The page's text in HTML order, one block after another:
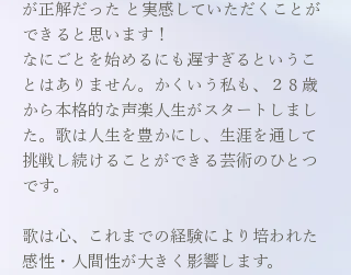
が正解だった と実感していただくことが
できると思います！
なにごとを始めるにも遅すぎるというこ
とはありません。かくいう私も、２８歳
から本格的な声楽人生がスタートしまし
た。​歌は人生を豊かにし、生涯を通して
挑戦し続けることができる芸術のひとつ
です。
歌は心、これまでの経験により培われた
感性・人間性が大きく影響します。